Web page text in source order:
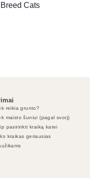
Cats
reikia grunto?
maisto šuniui (pagal svorį)
pasirinkti kraiką katei
kraikas geriausias